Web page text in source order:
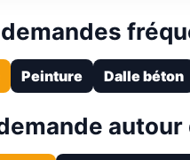
Peinture Dalle béton